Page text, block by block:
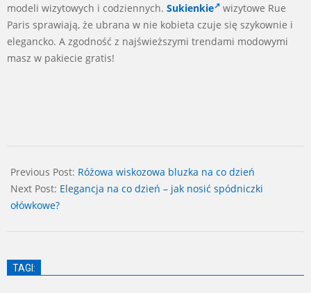
modeli wizytowych i codziennych. Sukienkie
wizytowe Rue
Paris sprawiają, że ubrana w nie kobieta czuje się szykownie i
elegancko. A zgodność z najświeższymi trendami modowymi
masz w pakiecie gratis!
06-
09
Previous Post: Różowa wiskozowa bluzka na co dzień
Next Post: Elegancja na co dzień – jak nosić spódniczki
ołówkowe?
TAGI: